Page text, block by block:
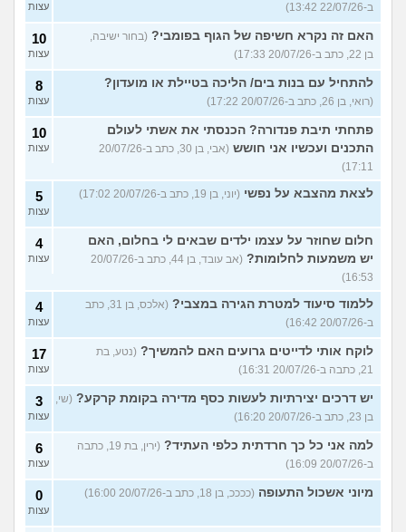
ב-22/07/26 13:42)
עצות
האם זה נקרא חשיפה של הגוף בפומבי? (בחור ישיבה,
בן 22, כתב ב-20/07/26 17:33)
10
עצות
להתחיל עם בנות בים/ הליכה בטיילת או מועדון?
(רואי, בן 26, כתב ב-20/07/26 17:22)
8
עצות
פתחתי תיבת פנדורה? הכנסתי את אשתי לעולם
התכנים ועכשיו אני חושש
(אבי, בן 30, כתב ב-20/07/26
17:11)
10
עצות
לצאת מהצבא על נפשי (יוני, בן 19, כתב ב-20/07/26 17:02) 5
עצות
חלום שחוזר על עצמו ילדים שבאים לי בחלום, האם
יש משמעות לחלומות?
(אב עובד, בן 44, כתב ב-20/07/26
16:53)
4
עצות
ללמוד סיעוד למטרת הגירה במצבי?
(אלכס, בן 31, כתב
ב-20/07/26 16:42)
4
עצות
לוקח אותי לדייטים גרועים האם להמשיך? (נטע, בת
21, כתבה ב-20/07/26 16:31)
17
עצות
יש דרכים יצירתיות לעשות כסף מדירה בקומת קרקע? (שי,
בן 23, כתב ב-20/07/26 16:20)
3
עצות
למה אני כל כך חרדתית כלפי העתיד?
(ירין, בת 19, כתבה
ב-20/07/26 16:09)
6
עצות
מיוני אשכול התעופה (ככככ, בן 18, כתב ב-20/07/26 16:00) 0
עצות